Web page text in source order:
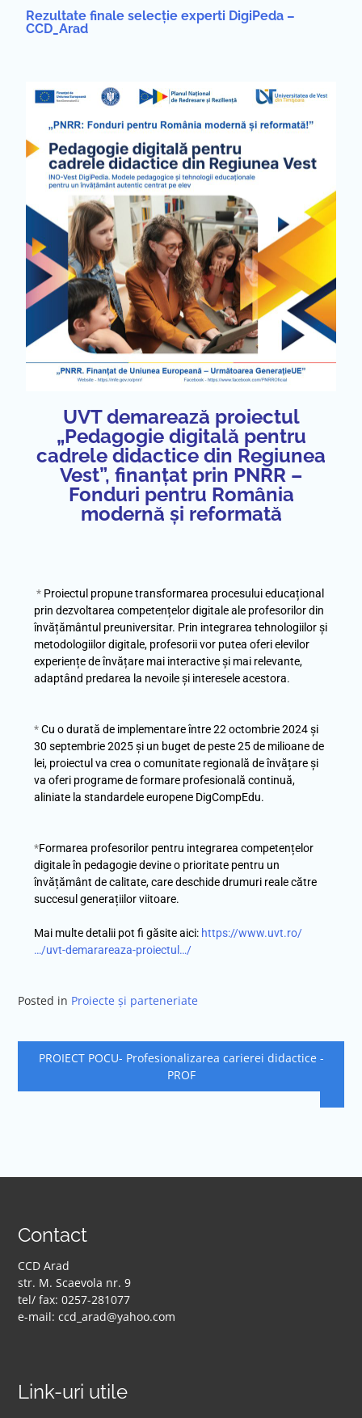
Rezultate finale selecție experti DigiPeda –
CCD_Arad
UVT demarează proiectul
„Pedagogie digitală pentru
cadrele didactice din Regiunea
Vest”, finanțat prin PNRR –
Fonduri pentru România
modernă și reformată
* Proiectul propune transformarea procesului educațional
prin dezvoltarea competențelor digitale ale profesorilor din
învățământul preuniversitar. Prin integrarea tehnologiilor și
metodologiilor digitale, profesorii vor putea oferi elevilor
experiențe de învățare mai interactive și mai relevante,
adaptând predarea la nevoile și interesele acestora.
*Cu o durată de implementare între 22 octombrie 2024 și
30 septembrie 2025 și un buget de peste 25 de milioane de
lei, proiectul va crea o comunitate regională de învățare și
va oferi programe de formare profesională continuă,
aliniate la standardele europene DigCompEdu.
*Formarea profesorilor pentru integrarea competențelor
digitale în pedagogie devine o prioritate pentru un
învățământ de calitate, care deschide drumuri reale către
succesul generațiilor viitoare.
Mai multe detalii pot fi găsite aici: https://www.uvt.ro/
…/uvt-demarareaza-proiectul…/
Posted in Proiecte și parteneriate
PROIECT POCU- Profesionalizarea carierei didactice -
PROF
Contact
CCD Arad
str. M. Scaevola nr. 9
tel/ fax: 0257-281077
e-mail: ccd_arad@yahoo.com
Link-uri utile